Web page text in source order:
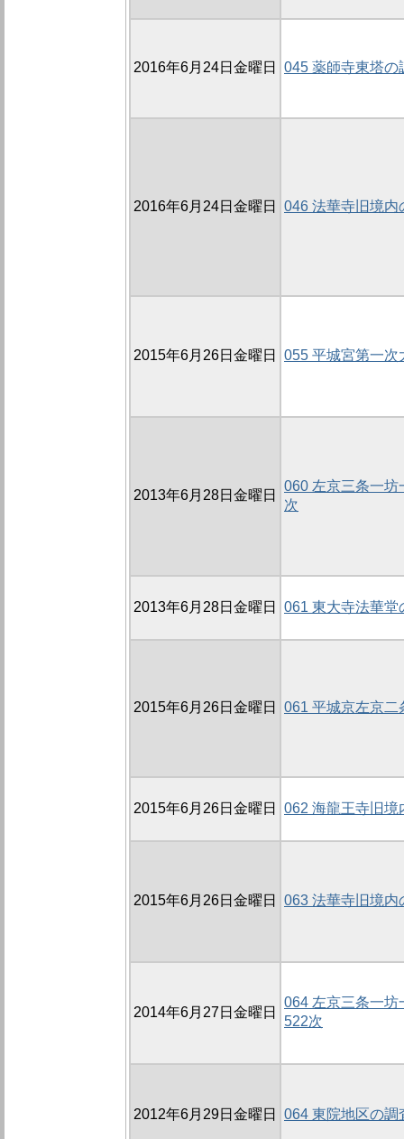
2016年6月24日金曜日 045 薬師寺東塔の
2016年6月24日金曜日 046 法華寺旧境内
2015年6月26日金曜日 055 平城宮第一次
2013年6月28日金曜日
060 左京三条一坊
次
2013年6月28日金曜日 061 東大寺法華堂
2015年6月26日金曜日 061 平城京左京二
2015年6月26日金曜日 062 海龍王寺旧境
2015年6月26日金曜日 063 法華寺旧境内
2014年6月27日金曜日
064 左京三条一坊
522次
2012年6月29日金曜日 064 東院地区の